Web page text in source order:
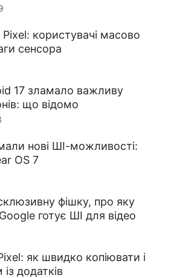
користувачі масово
сенсора
17 зламало важливу
що відомо
нові ШІ-можливості:
OS 7
фішку, про яку
готує ШІ для відео
як швидко копіювати і
додатків